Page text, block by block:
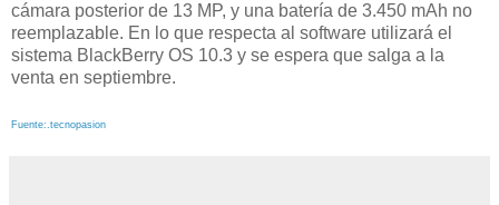
cámara posterior de 13 MP, y una batería de 3.450 mAh no
reemplazable. En lo que respecta al software utilizará el
sistema BlackBerry OS 10.3 y se espera que salga a la
venta en septiembre.
Fuente:.tecnopasion